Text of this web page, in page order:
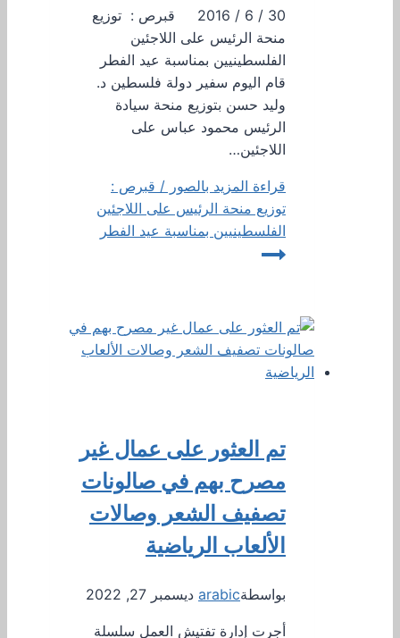
30 / 6 / 2016 قبرص : توزيع
منحة الرئيس على اللاجئين
الفلسطينيين بمناسبة عيد الفطر
قام اليوم سفير دولة فلسطين د.
وليد حسن بتوزيع منحة سيادة
الرئيس محمود عباس على
اللاجئين…
قراءة المزيد بالصور / قبرص :
توزيع منحة الرئيس على اللاجئين
الفلسطينيين بمناسبة عيد الفطر
تم العثور على عمال غير
مصرح بهم في صالونات
تصفيف الشعر وصالات
الألعاب الرياضية
بواسطةarabic ديسمبر 27, 2022
أجرت إدارة تفتيش العمل سلسلة